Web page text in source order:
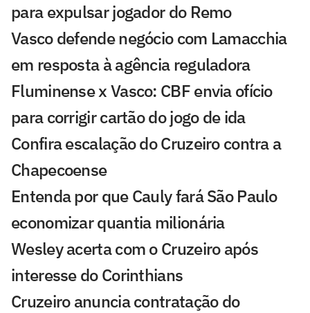
para expulsar jogador do Remo
Vasco defende negócio com Lamacchia
em resposta à agência reguladora
Fluminense x Vasco: CBF envia ofício
para corrigir cartão do jogo de ida
Confira escalação do Cruzeiro contra a
Chapecoense
Entenda por que Cauly fará São Paulo
economizar quantia milionária
Wesley acerta com o Cruzeiro após
interesse do Corinthians
Cruzeiro anuncia contratação do